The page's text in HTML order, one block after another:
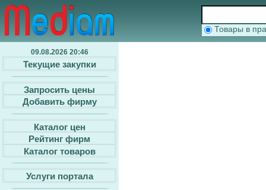
Товары в
09.08.2026 20:46
Текущие закупки
Запросить цены
Добавить фирму
Каталог цен
Рейтинг фирм
Каталог товаров
Услуги портала